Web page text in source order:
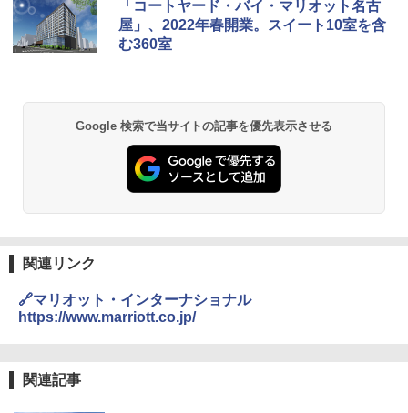
026リニューアル 急速冷凍 空間倍増 衛生的
コンパクト 保冷力長持ち
-08EX カーキ ソロキャンプ ポリエステル フ
レーム ドーム型 テント
￥14,800
￥6,459
「コートヤード・バイ・マリオット名古
屋」、2022年春開業。スイート10室を含
む360室
Google 検索で当サイトの記事を優先表示させる
関連リンク
🔗マリオット・インターナショナル
https://www.marriott.co.jp/
関連記事